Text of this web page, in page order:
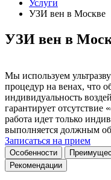
Услуги
УЗИ вен в Москве
УЗИ вен в
Мы используем
процедур на венах, что
индивидуальность
гарантирует отсутствие
работа идет только
выполняется должным
Записаться на прием
Особенности
Рекомендации